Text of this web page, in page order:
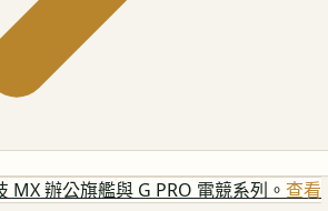
MX 辦公旗艦與 G PRO 電競系列。 查看